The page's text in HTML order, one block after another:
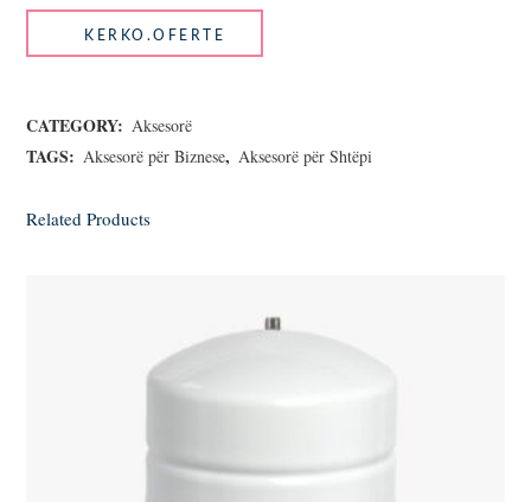
CATEGORY: Aksesorë
TAGS: Aksesorë për Biznese, Aksesorë për Shtëpi
Related Products